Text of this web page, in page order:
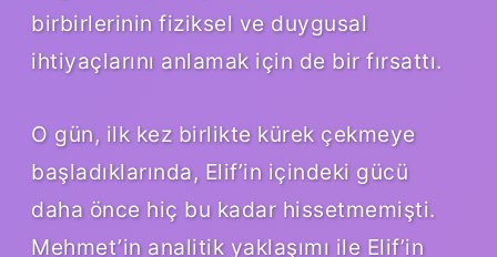
birbirlerinin fiziksel ve duygusal
ihtiyaçlarını anlamak için de bir fırsattı.
O gün, ilk kez birlikte kürek çekmeye
başladıklarında, Elif’in içindeki gücü
daha önce hiç bu kadar hissetmemişti.
Mehmet’in analitik yaklaşımı ile Elif’in